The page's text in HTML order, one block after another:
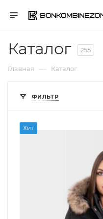
Каталог 255
Главная — Каталог
ФИЛЬТР
Хит